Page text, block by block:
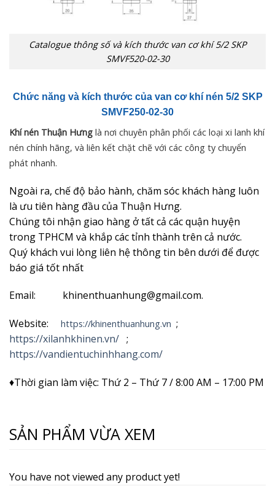
Catalogue thông số và kích thước van cơ khí 5/2 SKP
SMVF520-02-30
Chức năng và kích thước của van cơ khí nén 5/2 SKP
SMVF250-02-30
Khí nén Thuận Hưng là nơi chuyên phân phối các loại xi lanh khí
nén chính hãng, và liên kết chặt chẽ với các công ty chuyển
phát nhanh.
Ngoài ra, chế độ bảo hành, chăm sóc khách hàng luôn
là ưu tiên hàng đầu của Thuận Hưng.
Chúng tôi nhận giao hàng ở tất cả các quận huyện
trong TPHCM và khắp các tỉnh thành trên cả nước.
Quý khách vui lòng liên hệ thông tin bên dưới để được
báo giá tốt nhất
Email: khinenthuanhung@gmail.com.
Website: https://khinenthuanhung.vn ;
https://xilanhkhinen.vn/ ;
https://vandientuchinhhang.com/
♦Thời gian làm việc: Thứ 2 – Thứ 7 / 8:00 AM – 17:00 PM
SẢN PHẨM VỪA XEM
You have not viewed any product yet!